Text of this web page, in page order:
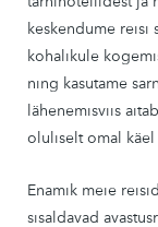
keskendume reisi
kohalikule
ning kasutame
lähenemisviis
oluliselt omal käel
Enamik meie
sisaldavad